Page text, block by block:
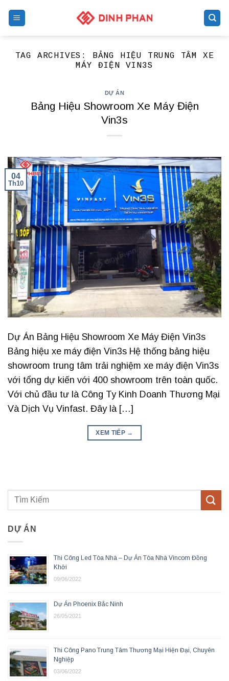
TAG ARCHIVES: BẢNG HIỆU TRUNG TÂM XE
MÁY ĐIỆN VIN3S
DỰ ÁN
Bảng Hiệu Showroom Xe Máy Điện
Vin3s
04
Th10
Dự Án Bảng Hiệu Showroom Xe Máy Điện Vin3s
Bảng hiệu xe máy điện Vin3s Hệ thống bảng hiệu
showroom trung tâm trải nghiệm xe máy điện Vin3s
với tổng dự kiến với 400 showroom trên toàn quốc.
Với chủ đầu tư là Công Ty Kinh Doanh Thương Mại
Và Dịch Vụ Vinfast. Đây là […]
XEM TIẾP →
DỰ ÁN
Thi Công Led Tòa Nhà – Dự Án Tòa Nhà Vincom Đồng
Khởi
09/06/2022
Dự Án Phoenix Bắc Ninh
26/05/2021
Thi Công Pano Trung Tâm Thương Mại Hiện Đại, Chuyên
Nghiệp
03/06/2022